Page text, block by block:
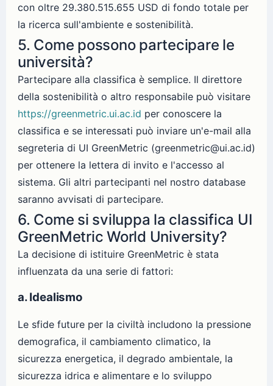
con oltre 29.380.515.655 USD di fondo totale per
la ricerca sull'ambiente e sostenibilità.
5. Come possono partecipare le
università?
Partecipare alla classifica è semplice. Il direttore
della sostenibilità o altro responsabile può visitare
https://greenmetric.ui.ac.id per conoscere la
classifica e se interessati può inviare un'e-mail alla
segreteria di UI GreenMetric (greenmetric@ui.ac.id)
per ottenere la lettera di invito e l'accesso al
sistema. Gli altri partecipanti nel nostro database
saranno avvisati di partecipare.
6. Come si sviluppa la classifica UI
GreenMetric World University?
La decisione di istituire GreenMetric è stata
influenzata da una serie di fattori:
a. Idealismo
Le sfide future per la civiltà includono la pressione
demografica, il cambiamento climatico, la
sicurezza energetica, il degrado ambientale, la
sicurezza idrica e alimentare e lo sviluppo